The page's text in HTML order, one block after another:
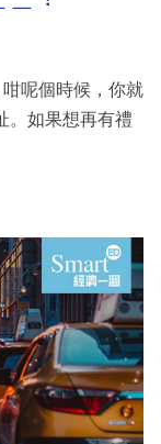
呢個時候，你就
。如果想再有禮